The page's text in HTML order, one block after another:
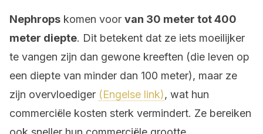
Nephrops komen voor van 30 meter tot 400
meter diepte. Dit betekent dat ze iets moeilijker
te vangen zijn dan gewone kreeften (die leven op
een diepte van minder dan 100 meter), maar ze
zijn overvloediger (Engelse link), wat hun
commerciële kosten sterk vermindert. Ze bereiken